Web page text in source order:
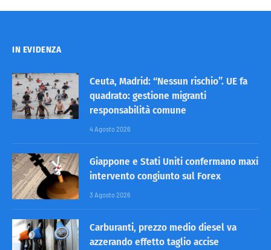
IN EVIDENZA
Ceuta, Madrid: “Nessun rischio”. UE fa
quadrato: gestione migranti
responsabilità comune
4 Agosto 2026
Giappone e Stati Uniti confermano maxi
intervento congiunto sul Forex
3 Agosto 2026
Carburanti, prezzo medio diesel va
azzerando effetto taglio accise